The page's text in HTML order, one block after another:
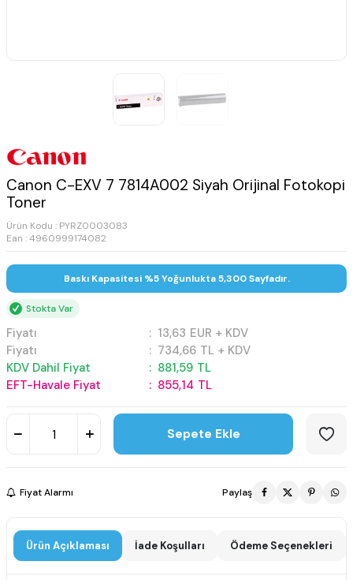
Canon C-EXV 7 7814A002 Siyah Orijinal Fotokopi
Toner
Ürün Kodu : PYRZ0003083
Ean : 4960999174082
Baskı Kapasitesi %5 Yoğunlukta 5,300 Sayfadır.
Stokta Var
Fiyatı : 13,63 EUR + KDV
Fiyatı
: 734,66 TL + KDV
KDV Dahil Fiyat
: 881,59 TL
EFT-Havale Fiyat
: 855,14 TL
Sepete Ekle
Fiyat Alarmı Paylaş
Ürün Açıklaması İade Koşulları Ödeme Seçenekleri